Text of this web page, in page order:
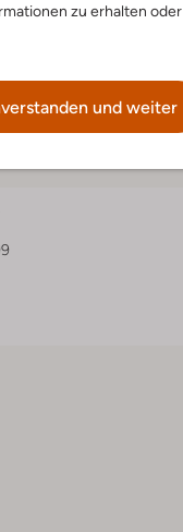
zu erhalten oder
und weiter